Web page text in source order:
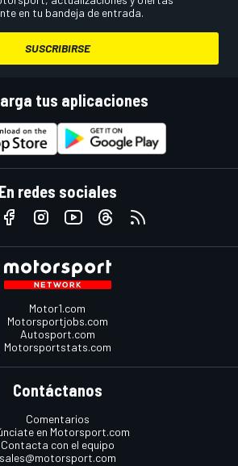
en tu bandeja de entrada.
SUSCRIBIRSE
tus aplicaciones
En redes sociales
Motor1.com
Motorsportjobs.com
Autosport.com
Motorsportstats.com
Contáctanos
Comentarios
en Motorsport.com
Contacta con el equipo
sales@motorsport.com